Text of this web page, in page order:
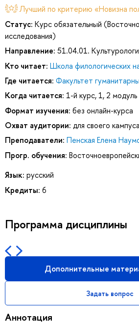
Лучший по критерию «Новизна
Статус: Курс обязательный
исследования)
Направление: 51.04.01.
Кто читает: Школа филологических
Где читается: Факультет
Когда читается: 1-й курс, 1, 2 модуль
Формат изучения: без онлайн-курса
Охват аудитории: для своего кампуса
Преподаватели: Пенская Елена
Прогр. обучения:
Язык: русский
Кредиты: 6
Программа дисциплины
Дополнительные
Задать вопрос
Аннотация